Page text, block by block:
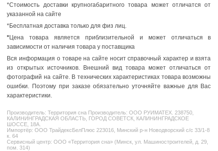
*Стоимость доставки крупногабаритного товара может отличатся от
указанной на сайте
*Бесплатная доставка только для физ лиц.
*Цена товара является приблизительной и может отличаться в
зависимости от наличия товара у поставщика
Вся информация о товаре на сайте носит справочный характер и взята
из открытых источников. Внешний вид товара может отличаться от
фотографий на сайте. В технических характеристиках товара возможны
ошибки. Поэтому при заказе обязательно уточняйте важные для Вас
характеристики.
Производитель:Территория сна Производитель: ООО РУИМАТЕХ. 238750,
КАЛИНИНГРАДСКАЯ ОБЛАСТЬ, ГОРОД СОВЕТСК, КАЛИНИНГРАДСКОЕ
ШОССЕ, 18А.
Импортёр: ООО ТрайдексБелПлюс 223016, Минский р-н Новодворский с/с 33/1-8
к. 64
Сервисный центр: ООО «Территория сна» (Минск, ул. Машиностроителей, д. 29,
пом. 314)